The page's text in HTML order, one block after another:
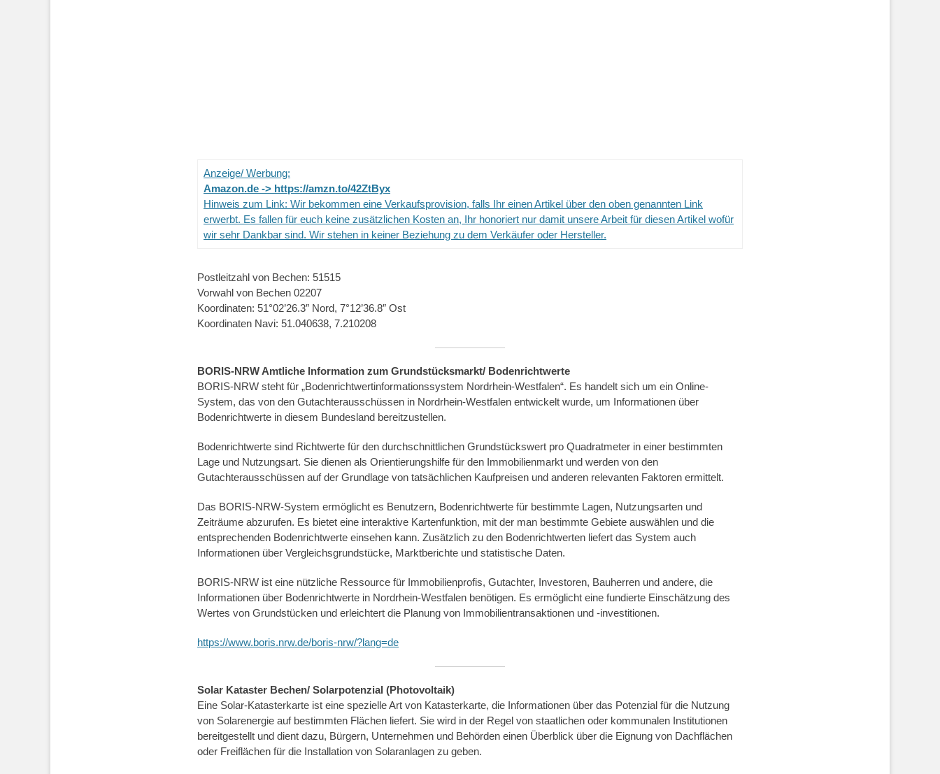
Anzeige/ Werbung:
Amazon.de -> https://amzn.to/42ZtByx
Hinweis zum Link: Wir bekommen eine Verkaufsprovision, falls Ihr einen Artikel über den oben genannten Link
erwerbt. Es fallen für euch keine zusätzlichen Kosten an, Ihr honoriert nur damit unsere Arbeit für diesen Artikel wofür
wir sehr Dankbar sind. Wir stehen in keiner Beziehung zu dem Verkäufer oder Hersteller.
Postleitzahl von Bechen: 51515
Vorwahl von Bechen 02207
Koordinaten: 51°02’26.3″ Nord, 7°12’36.8″ Ost
Koordinaten Navi: 51.040638, 7.210208
BORIS-NRW Amtliche Information zum Grundstücksmarkt/ Bodenrichtwerte
BORIS-NRW steht für „Bodenrichtwertinformationssystem Nordrhein-Westfalen“. Es handelt sich um ein Online-
System, das von den Gutachterausschüssen in Nordrhein-Westfalen entwickelt wurde, um Informationen über
Bodenrichtwerte in diesem Bundesland bereitzustellen.
Bodenrichtwerte sind Richtwerte für den durchschnittlichen Grundstückswert pro Quadratmeter in einer bestimmten
Lage und Nutzungsart. Sie dienen als Orientierungshilfe für den Immobilienmarkt und werden von den
Gutachterausschüssen auf der Grundlage von tatsächlichen Kaufpreisen und anderen relevanten Faktoren ermittelt.
Das BORIS-NRW-System ermöglicht es Benutzern, Bodenrichtwerte für bestimmte Lagen, Nutzungsarten und
Zeiträume abzurufen. Es bietet eine interaktive Kartenfunktion, mit der man bestimmte Gebiete auswählen und die
entsprechenden Bodenrichtwerte einsehen kann. Zusätzlich zu den Bodenrichtwerten liefert das System auch
Informationen über Vergleichsgrundstücke, Marktberichte und statistische Daten.
BORIS-NRW ist eine nützliche Ressource für Immobilienprofis, Gutachter, Investoren, Bauherren und andere, die
Informationen über Bodenrichtwerte in Nordrhein-Westfalen benötigen. Es ermöglicht eine fundierte Einschätzung des
Wertes von Grundstücken und erleichtert die Planung von Immobilientransaktionen und -investitionen.
https://www.boris.nrw.de/boris-nrw/?lang=de
Solar Kataster Bechen/ Solarpotenzial (Photovoltaik)
Eine Solar-Katasterkarte ist eine spezielle Art von Katasterkarte, die Informationen über das Potenzial für die Nutzung
von Solarenergie auf bestimmten Flächen liefert. Sie wird in der Regel von staatlichen oder kommunalen Institutionen
bereitgestellt und dient dazu, Bürgern, Unternehmen und Behörden einen Überblick über die Eignung von Dachflächen
oder Freiflächen für die Installation von Solaranlagen zu geben.